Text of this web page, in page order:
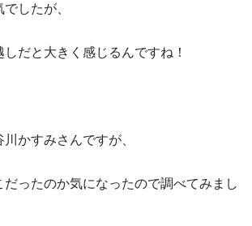
したが、
だと大きく感じるんですね！
かすみさんですが、
ったのか気になったので調べてみまし